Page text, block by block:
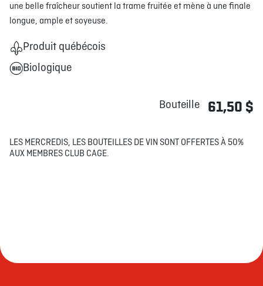
une belle fraîcheur soutient la trame fruitée et mène à une finale
longue, ample et soyeuse.
Produit québécois
Biologique
Bouteille 61,50 $
LES MERCREDIS, LES BOUTEILLES DE VIN SONT OFFERTES À 50%
AUX MEMBRES CLUB CAGE.